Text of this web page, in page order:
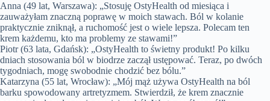
Anna (49 lat, Warszawa): „Stosuję OstyHealth od miesiąca i
zauważyłam znaczną poprawę w moich stawach. Ból w kolanie
praktycznie zniknął, a ruchomość jest o wiele lepsza. Polecam ten
krem każdemu, kto ma problemy ze stawami!”
Piotr (63 lata, Gdańsk): „OstyHealth to świetny produkt! Po kilku
dniach stosowania ból w biodrze zaczął ustępować. Teraz, po dwóch
tygodniach, mogę swobodnie chodzić bez bólu.”
Katarzyna (55 lat, Wrocław): „Mój mąż używa OstyHealth na ból
barku spowodowany artretyzmem. Stwierdził, że krem znacznie